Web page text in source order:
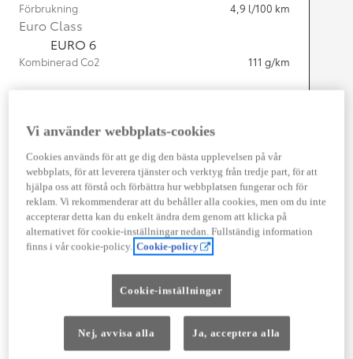
Förbrukning 4,9 l/100 km
Euro Class
EURO 6
Kombinerad Co2 111 g/km
Cylindrar
Kapacitet
1 798cc
Effekt
90kw (122 hk)
Prestanda
Topphastighet
Acceleration 0-100km/h
Framhjulsdrift
Växellåda
Automat
Vi använder webbplats-cookies
Cookies används för att ge dig den bästa upplevelsen på vår
webbplats, för att leverera tjänster och verktyg från tredje part, för att
hjälpa oss att förstå och förbättra hur webbplatsen fungerar och för
reklam. Vi rekommenderar att du behåller alla cookies, men om du inte
accepterar detta kan du enkelt ändra dem genom att klicka på
alternativet för cookie-inställningar nedan. Fullständig information
finns i vår cookie-policy. Cookie-policy
Cookie-inställningar
Nej, avvisa alla Ja, acceptera alla